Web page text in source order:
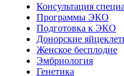
Консультация
Программы ЭКО
Подготовка к ЭКО
Донорские
Женское бесплодие
Эмбриология
Генетика